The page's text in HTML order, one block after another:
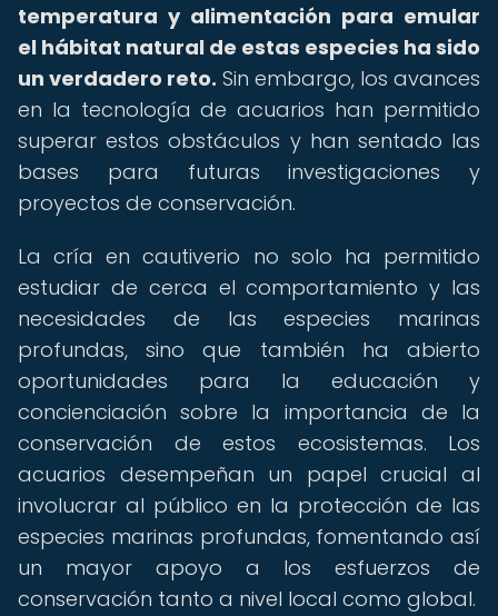
temperatura y alimentación para emular
el hábitat natural de estas especies ha sido
un verdadero reto. Sin embargo, los avances
en la tecnología de acuarios han permitido
superar estos obstáculos y han sentado las
bases para futuras investigaciones y
proyectos de conservación.
La cría en cautiverio no solo ha permitido
estudiar de cerca el comportamiento y las
necesidades de las especies marinas
profundas, sino que también ha abierto
oportunidades para la educación y
concienciación sobre la importancia de la
conservación de estos ecosistemas. Los
acuarios desempeñan un papel crucial al
involucrar al público en la protección de las
especies marinas profundas, fomentando así
un mayor apoyo a los esfuerzos de
conservación tanto a nivel local como global.